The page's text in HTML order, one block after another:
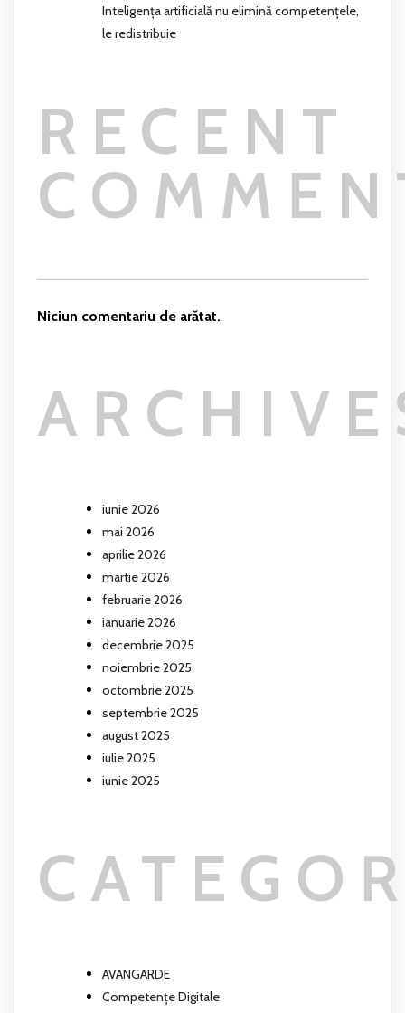
Inteligența artificială nu elimină competențele,
le redistribuie
RECENT
Niciun comentariu de arătat.
iunie 2026
mai 2026
aprilie 2026
martie 2026
februarie 2026
ianuarie 2026
decembrie 2025
noiembrie 2025
octombrie 2025
septembrie 2025
august 2025
iulie 2025
iunie 2025
AVANGARDE
Competențe Digitale